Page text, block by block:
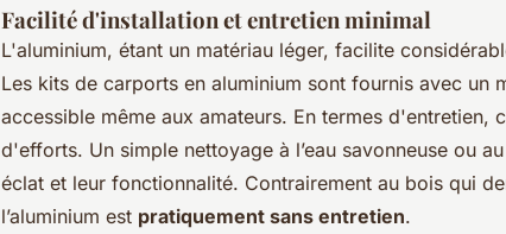
Facilité d'installation et entretien minimal
L'aluminium, étant un matériau léger, facilite
Les kits de carports en aluminium sont fournis avec un
accessible même aux amateurs. En termes d'entretien,
d'efforts. Un simple nettoyage à l’eau savonneuse ou
éclat et leur fonctionnalité. Contrairement au bois qui
l’aluminium est pratiquement sans entretien.